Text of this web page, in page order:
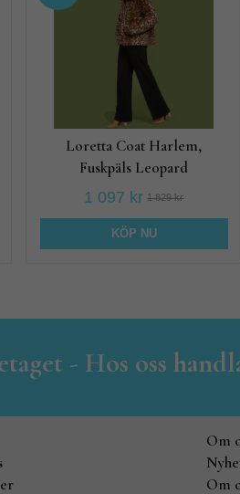
Loretta Coat Harlem,
Fuskpäls Leopard
1 097 kr 1 829 kr
KÖP NU
- Hos oss
Om
Om